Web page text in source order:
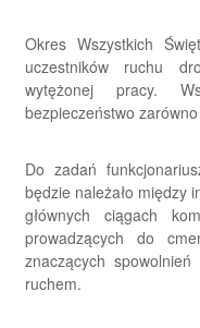
Okres Wszystkich
uczestników ruchu
wytężonej pracy.
bezpieczeństwo
Do zadań
będzie należało między
głównych ciągach
prowadzących do
znaczących
ruchem.